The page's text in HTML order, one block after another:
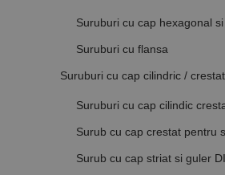
Suruburi cu cap hexagonal
Suruburi cu flansa
Suruburi cu cap cilindric / crestat
Suruburi cu cap cilindic
Surub cu cap crestat pentru
Surub cu cap striat si guler